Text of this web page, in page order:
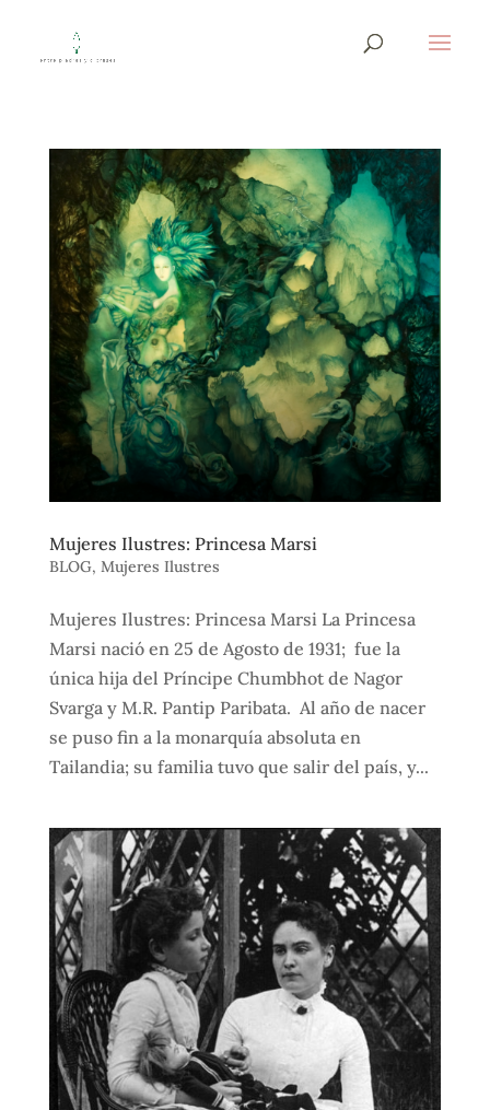
Mujeres Ilustres: Princesa Marsi
BLOG, Mujeres Ilustres
Mujeres Ilustres: Princesa Marsi La Princesa
Marsi nació en 25 de Agosto de 1931; fue la
única hija del Príncipe Chumbhot de Nagor
Svarga y M.R. Pantip Paribata. Al año de nacer
se puso fin a la monarquía absoluta en
Tailandia; su familia tuvo que salir del país, y...